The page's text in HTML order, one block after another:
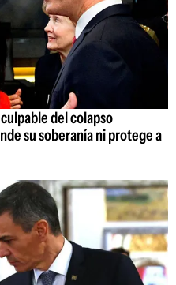
culpable del colapso
su soberanía ni protege a